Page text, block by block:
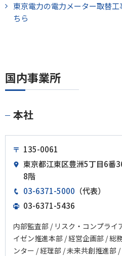
東京電力の電力メーター取替
ちら
国内事業所
本社
135-0061
東京都江東区豊洲5丁目6番
8階
03-6371-5000 （代表）
03-6371-5436
内部監査部 / リスク・コンプライ
イゼン推進本部 / 経営企画部 / 総
ンター / 経理部 / 未来共創推進部